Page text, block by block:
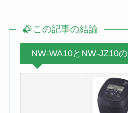
この記事の結論
NW-WA10とNW-JZ10